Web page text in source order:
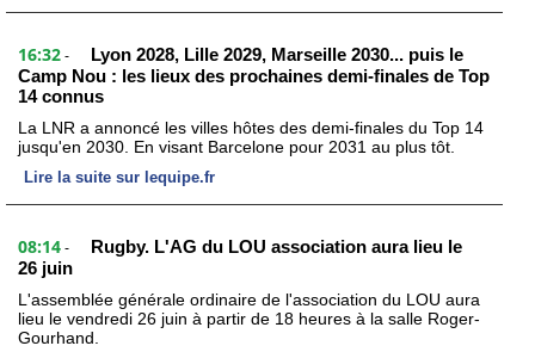
16:32 -
Lyon 2028, Lille 2029, Marseille 2030... puis le
Camp Nou : les lieux des prochaines demi-finales de Top
14 connus
La LNR a annoncé les villes hôtes des demi-finales du Top 14
jusqu'en 2030. En visant Barcelone pour 2031 au plus tôt.
Lire la suite sur lequipe.fr
08:14 -
Rugby. L'AG du LOU association aura lieu le
26 juin
L'assemblée générale ordinaire de l'association du LOU aura
lieu le vendredi 26 juin à partir de 18 heures à la salle Roger-
Gourhand.